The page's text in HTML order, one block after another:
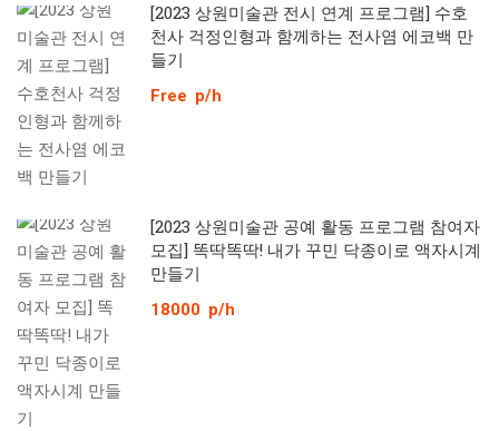
[2023 상원미술관 전시 연계 프로그램] 수호
천사 걱정인형과 함께하는 전사염 에코백 만
들기
Free p/h
[2023 상원미술관 공예 활동 프로그램 참여자
모집] 똑딱똑딱! 내가 꾸민 닥종이로 액자시계
만들기
18000 p/h